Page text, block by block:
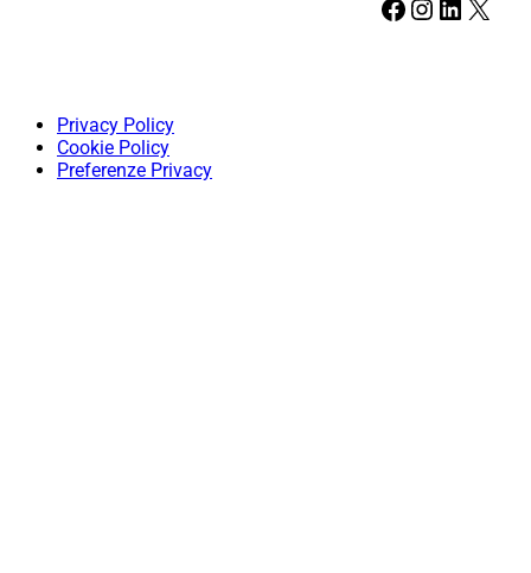
Facebook Instagram LinkedIn X
Privacy Policy
Cookie Policy
Preferenze Privacy